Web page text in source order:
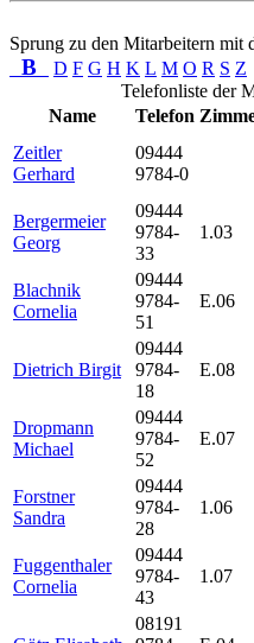
Sprung zu den Mitarbeitern mit
B D F G H K L M O R S Z
Telefonliste der
Name
Telefon
Zeitler
Gerhard
09444
9784-0
Bergermeier
Georg
09444
9784-
33
1.03
Blachnik
Cornelia
09444
9784-
51
E.06
Dietrich Birgit
09444
9784-
18
E.08
Dropmann
Michael
09444
9784-
52
E.07
Forstner
Sandra
09444
9784-
28
1.06
Fuggenthaler
Cornelia
09444
9784-
43
1.07
08191